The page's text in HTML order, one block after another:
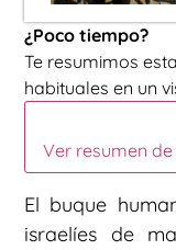
¿Poco tiempo?
Te resumimos
habituales en un
Ver resumen
El buque
israelíes de